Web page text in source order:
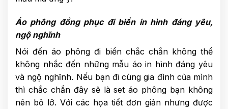
Áo phông đồng phục đi biển in hình đáng yêu,
ngộ nghĩnh
Nói đến áo phông đi biển chắc chắn không thể
không nhắc đến những mẫu áo in hình đáng yêu
và ngộ nghĩnh. Nếu bạn đi cùng gia đình của mình
thì chắc chắn đây sẽ là set áo phông bạn không
nên bỏ lỡ. Với các họa tiết đơn giản nhưng được